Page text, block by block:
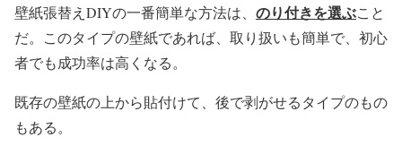
壁紙張替えDIYの一番簡単な方法は、 のり付きを選ぶこと
だ。このタイプの壁紙であれば、取り扱いも簡単で、初心
者でも成功率は高くなる。
既存の壁紙の上から貼付けて、後で剥がせるタイプのもの
もある。